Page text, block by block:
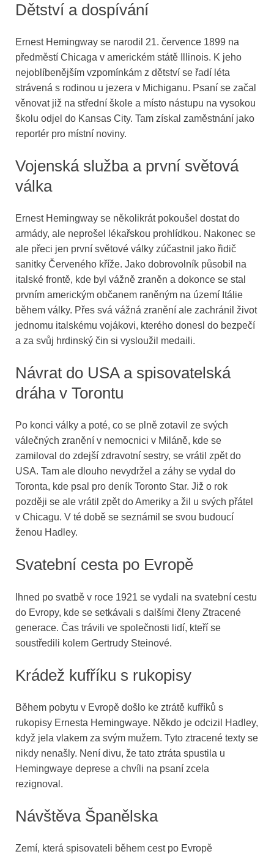
Dětství a dospívání
Ernest Hemingway se narodil 21. července 1899 na
předměstí Chicaga v americkém státě Illinois. K jeho
nejoblíbenějším vzpomínkám z dětství se řadí léta
strávená s rodinou u jezera v Michiganu. Psaní se začal
věnovat již na střední škole a místo nástupu na vysokou
školu odjel do Kansas City. Tam získal zaměstnání jako
reportér pro místní noviny.
Vojenská služba a první světová
válka
Ernest Hemingway se několikrát pokoušel dostat do
armády, ale neprošel lékařskou prohlídkou. Nakonec se
ale přeci jen první světové války zúčastnil jako řidič
sanitky Červeného kříže. Jako dobrovolník působil na
italské frontě, kde byl vážně zraněn a dokonce se stal
prvním americkým občanem raněným na území Itálie
během války. Přes svá vážná zranění ale zachránil život
jednomu italskému vojákovi, kterého donesl do bezpečí
a za svůj hrdinský čin si vysloužil medaili.
Návrat do USA a spisovatelská
dráha v Torontu
Po konci války a poté, co se plně zotavil ze svých
válečných zranění v nemocnici v Miláně, kde se
zamiloval do zdejší zdravotní sestry, se vrátil zpět do
USA. Tam ale dlouho nevydržel a záhy se vydal do
Toronta, kde psal pro deník Toronto Star. Již o rok
později se ale vrátil zpět do Ameriky a žil u svých přátel
v Chicagu. V té době se seznámil se svou budoucí
ženou Hadley.
Svatební cesta po Evropě
Ihned po svatbě v roce 1921 se vydali na svatební cestu
do Evropy, kde se setkávali s dalšími členy Ztracené
generace. Čas trávili ve společnosti lidí, kteří se
soustředili kolem Gertrudy Steinové.
Krádež kufříku s rukopisy
Během pobytu v Evropě došlo ke ztrátě kufříků s
rukopisy Ernesta Hemingwaye. Někdo je odcizil Hadley,
když jela vlakem za svým mužem. Tyto ztracené texty se
nikdy nenašly. Není divu, že tato ztráta spustila u
Hemingwaye deprese a chvíli na psaní zcela
rezignoval.
Návštěva Španělska
Zemí, která spisovateli během cest po Evropě